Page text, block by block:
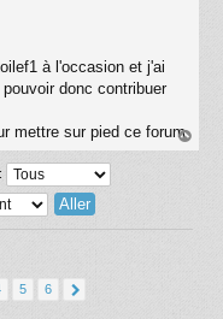
à l'occasion et j'ai
donc contribuer
mettre sur pied ce forum
au
5 6